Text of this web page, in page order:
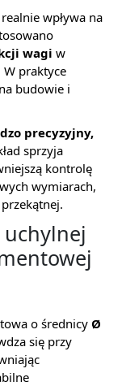
wpływa na
wagi w
praktyce
budowie i
precyzyjny,
sprzyja
kontrolę
wymiarach,
uchylnej
o średnicy Ø
się przy